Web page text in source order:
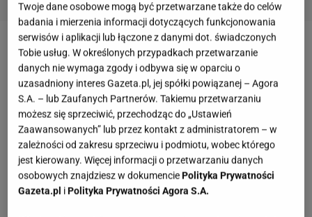
Twoje dane osobowe mogą być przetwarzane także do celów
badania i mierzenia informacji dotyczących funkcjonowania
serwisów i aplikacji lub łączone z danymi dot. świadczonych
Tobie usług. W określonych przypadkach przetwarzanie
danych nie wymaga zgody i odbywa się w oparciu o
uzasadniony interes Gazeta.pl, jej spółki powiązanej – Agora
S.A. – lub Zaufanych Partnerów. Takiemu przetwarzaniu
możesz się sprzeciwić, przechodząc do „Ustawień
Zaawansowanych” lub przez kontakt z administratorem – w
zależności od zakresu sprzeciwu i podmiotu, wobec którego
jest kierowany. Więcej informacji o przetwarzaniu danych
osobowych znajdziesz w dokumencie Polityka Prywatności
Gazeta.pl i Polityka Prywatności Agora S.A.